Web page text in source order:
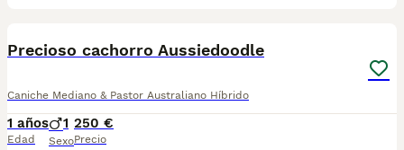
Precioso cachorro Aussiedoodle
Caniche Mediano & Pastor Australiano Híbrido
1 años
Edad
1
Sexo
250 €
Precio